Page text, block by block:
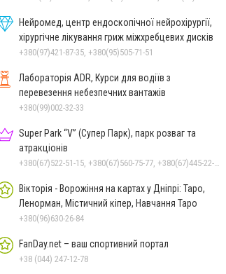
Нейромед, центр ендоскопічної нейрохірургії,
хірургічне лікування гриж міжхребцевих дисків
+380(97)421-87-35, +380(95)505-71-51
Лабораторія ADR, Курси для водіїв з
перевезення небезпечних вантажів
+380(99)002-32-33
Super Park “V” (Супер Парк), парк розваг та
атракціонів
Вікторія - Ворожіння на картах у Дніпрі: Таро,
Ленорман, Містичний кіпер, Навчання Таро
+380(96)630-26-84
FanDay.net – ваш спортивний портал
+38 (044) 247-12-78